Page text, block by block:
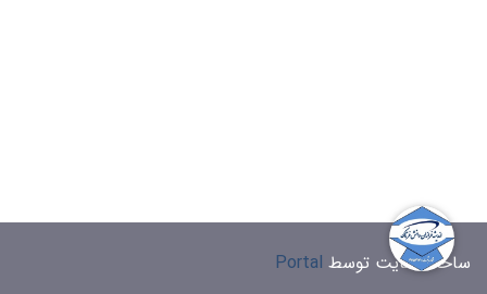
ساخت سایت توسط Portal